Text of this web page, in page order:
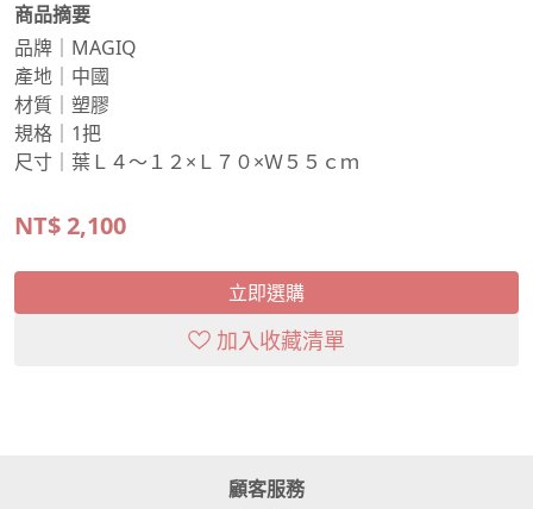
商品摘要
品牌｜MAGIQ
產地｜中國
材質｜塑膠
規格｜1把
尺寸｜葉Ｌ４～１２×Ｌ７０×Ｗ５５ｃｍ
NT$2,100
立即選購
加入收藏清單
顧客服務